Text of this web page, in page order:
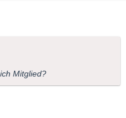
Mitglied?